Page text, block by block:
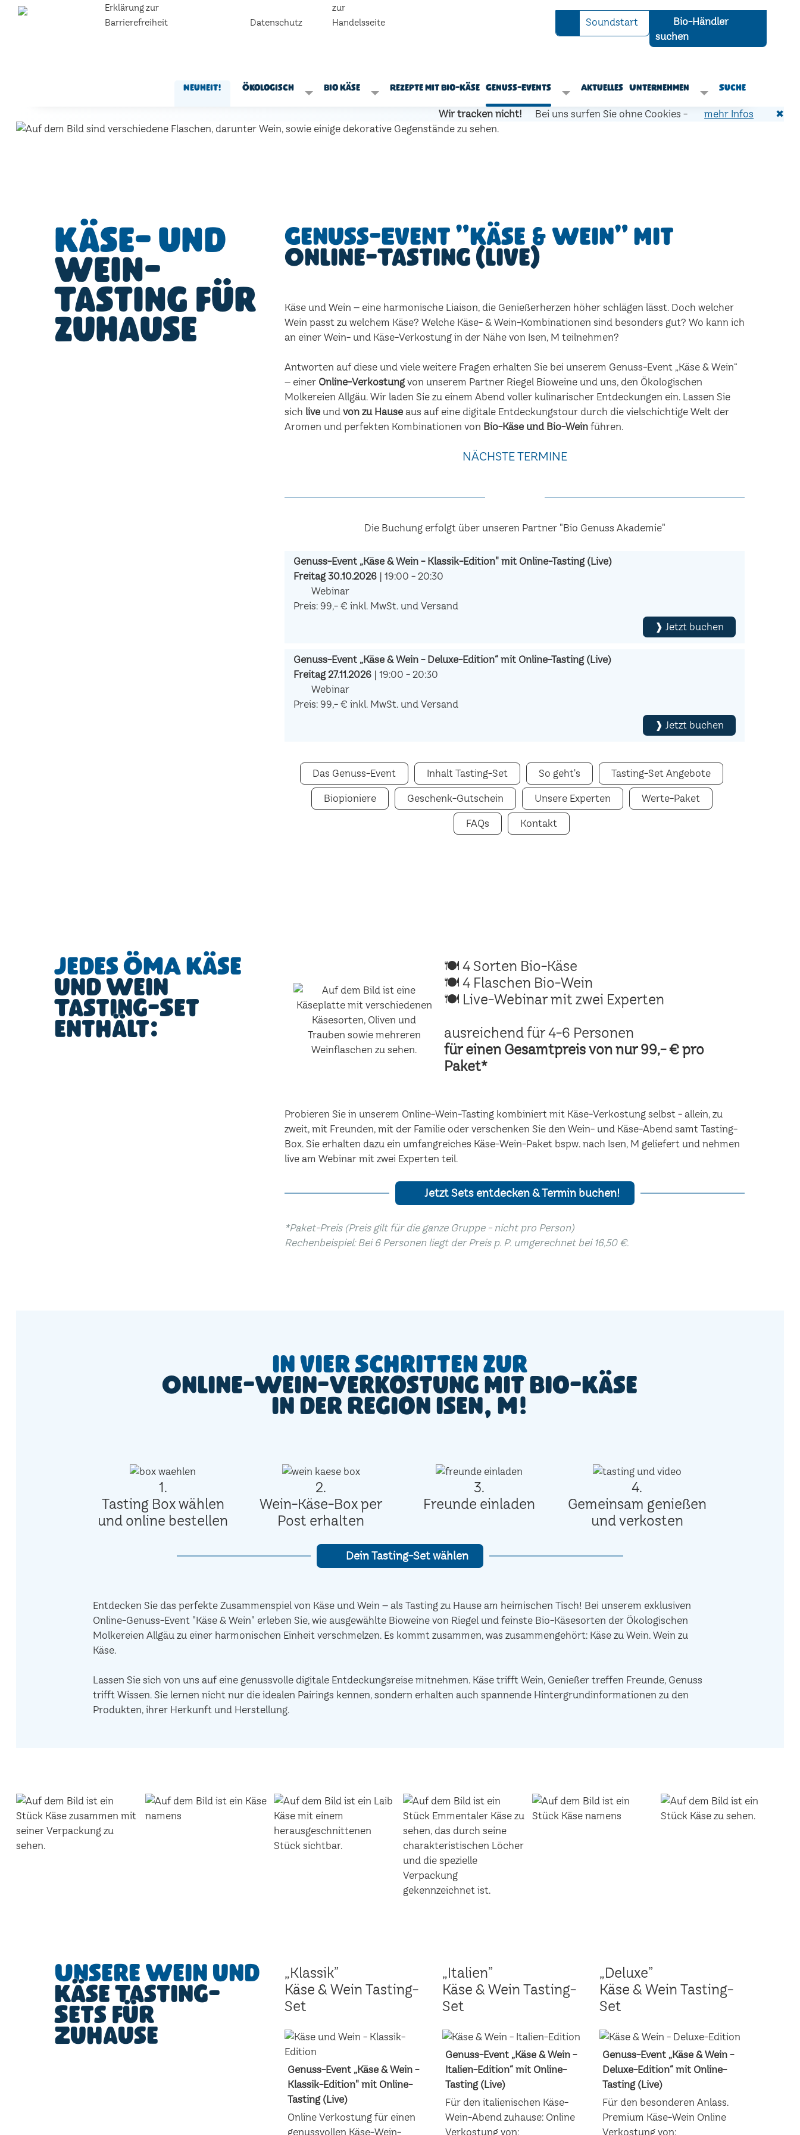
Erklärung zur
Barrierefreiheit
Datenschutz
zur
Handelsseite
Soundstart
Bio-Händler
suchen
Neuheit! Ökologisch Bio Käse Rezepte mit Bio-Käse Genuss-Events Aktuelles Unternehmen Suche
Wir tracken nicht! Bei uns surfen Sie ohne Cookies - mehr Infos ✖
Käse- und
Wein-
Tasting für
zuhause
Genuss-Event "Käse & Wein" mit
Online-Tasting (live)
Käse und Wein – eine harmonische Liaison, die Genießerherzen höher schlägen lässt. Doch welcher
Wein passt zu welchem Käse? Welche Käse- & Wein-Kombinationen sind besonders gut? Wo kann ich
an einer Wein- und Käse-Verkostung in der Nähe von Isen, M teilnehmen?
Antworten auf diese und viele weitere Fragen erhalten Sie bei unserem Genuss-Event „Käse & Wein“
– einer Online-Verkostungvon unserem Partner Riegel Bioweine und uns, den Ökologischen
Molkereien Allgäu. Wir laden Sie zu einem Abend voller kulinarischer Entdeckungen ein. Lassen Sie
sich live undvon zu Hause aus auf eine digitale Entdeckungstour durch die vielschichtige Welt der
Aromen und perfekten Kombinationen von Bio-Käse und Bio-Wein führen.
NÄCHSTE TERMINE
Die Buchung erfolgt über unseren Partner "Bio Genuss Akademie"
Genuss-Event „Käse & Wein - Klassik-Edition" mit Online-Tasting (Live)
Freitag 30.10.2026 | 19:00 - 20:30
Webinar
Preis: 99,- € inkl. MwSt. und Versand
❱ Jetzt buchen
Genuss-Event „Käse & Wein - Deluxe-Edition“ mit Online-Tasting (Live)
Freitag 27.11.2026 | 19:00 - 20:30
Webinar
Preis: 99,- € inkl. MwSt. und Versand
❱ Jetzt buchen
Das Genuss-Event Inhalt Tasting-Set So geht's Tasting-Set Angebote
Biopioniere Geschenk-Gutschein Unsere Experten Werte-Paket
FAQs Kontakt
Jedes ÖMA Käse
und Wein
Tasting-Set
enthält:
🍽 4 Sorten Bio-Käse
🍽 4 Flaschen Bio-Wein
🍽 Live-Webinar mit zwei Experten
ausreichend für 4-6 Personen
für einen Gesamtpreis von nur 99,- € pro
Paket*
Probieren Sie in unserem Online-Wein-Tasting kombiniert mit Käse-Verkostung selbst - allein, zu
zweit, mit Freunden, mit der Familie oder verschenken Sie den Wein- und Käse-Abend samt Tasting-
Box. Sie erhalten dazu ein umfangreiches Käse-Wein-Paket bspw. nach Isen, M geliefert und nehmen
live am Webinar mit zwei Experten teil.
Jetzt Sets entdecken & Termin buchen!
*Paket-Preis (Preis gilt für die ganze Gruppe - nicht pro Person)
Rechenbeispiel: Bei 6 Personen liegt der Preis p. P. umgerechnet bei 16,50 €.
In vier Schritten zur
Online-Wein-Verkostung mit Bio-Käse
in der Region Isen, M!
1.
Tasting Box wählen
und online bestellen
2.
Wein-Käse-Box per
Post erhalten
3.
Freunde einladen
4.
Gemeinsam genießen
und verkosten
Dein Tasting-Set wählen
Entdecken Sie das perfekte Zusammenspiel von Käse und Wein – als Tasting zu Hause am heimischen Tisch! Bei unserem exklusiven
Online-Genuss-Event "Käse & Wein" erleben Sie, wie ausgewählte Bioweine von Riegel und feinste Bio-Käsesorten der Ökologischen
Molkereien Allgäu zu einer harmonischen Einheit verschmelzen. Es kommt zusammen, was zusammengehört: Käse zu Wein. Wein zu
Käse.
Lassen Sie sich von uns auf eine genussvolle digitale Entdeckungsreise mitnehmen. Käse trifft Wein, Genießer treffen Freunde, Genuss
trifft Wissen. Sie lernen nicht nur die idealen Pairings kennen, sondern erhalten auch spannende Hintergrundinformationen zu den
Produkten, ihrer Herkunft und Herstellung.
Unsere Wein und
Käse Tasting-
Sets für
Zuhause
„Klassik”
Käse & Wein Tasting-
Set
Genuss-Event „Käse & Wein -
Klassik-Edition" mit Online-
Tasting (Live)
Online Verkostung für einen
genussvollen Käse-Wein-
„Italien”
Käse & Wein Tasting-
Set
Genuss-Event „Käse & Wein -
Italien-Edition“ mit Online-
Tasting (Live)
Für den italienischen Käse-
Wein-Abend zuhause: Online
Verkostung von:
„Deluxe”
Käse & Wein Tasting-
Set
Genuss-Event „Käse & Wein -
Deluxe-Edition“ mit Online-
Tasting (Live)
Für den besonderen Anlass.
Premium Käse-Wein Online
Verkostung von: